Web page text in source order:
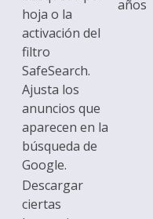
hoja o la
activación del
filtro
SafeSearch.
Ajusta los
anuncios que
aparecen en la
búsqueda de
Google.
años
Descargar
ciertas